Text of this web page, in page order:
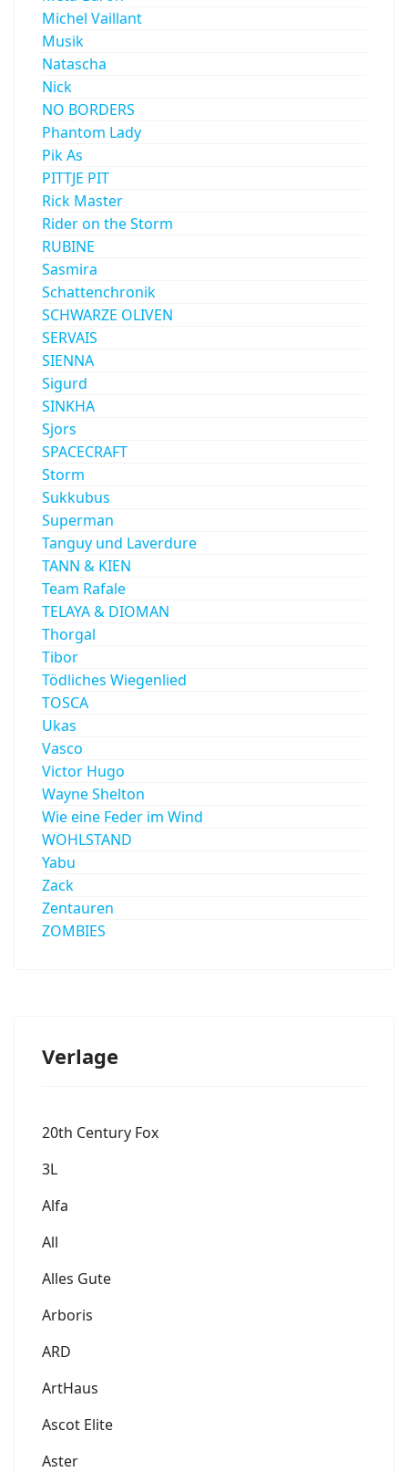
Michel Vaillant
Musik
Natascha
Nick
NO BORDERS
Phantom Lady
Pik As
PITTJE PIT
Rick Master
Rider on the Storm
RUBINE
Sasmira
Schattenchronik
SCHWARZE OLIVEN
SERVAIS
SIENNA
Sigurd
SINKHA
Sjors
SPACECRAFT
Storm
Sukkubus
Superman
Tanguy und Laverdure
TANN & KIEN
Team Rafale
TELAYA & DIOMAN
Thorgal
Tibor
Tödliches Wiegenlied
TOSCA
Ukas
Vasco
Victor Hugo
Wayne Shelton
Wie eine Feder im Wind
WOHLSTAND
Yabu
Zack
Zentauren
ZOMBIES
Verlage
20th Century Fox
3L
Alfa
All
Alles Gute
Arboris
ARD
ArtHaus
Ascot Elite
Aster